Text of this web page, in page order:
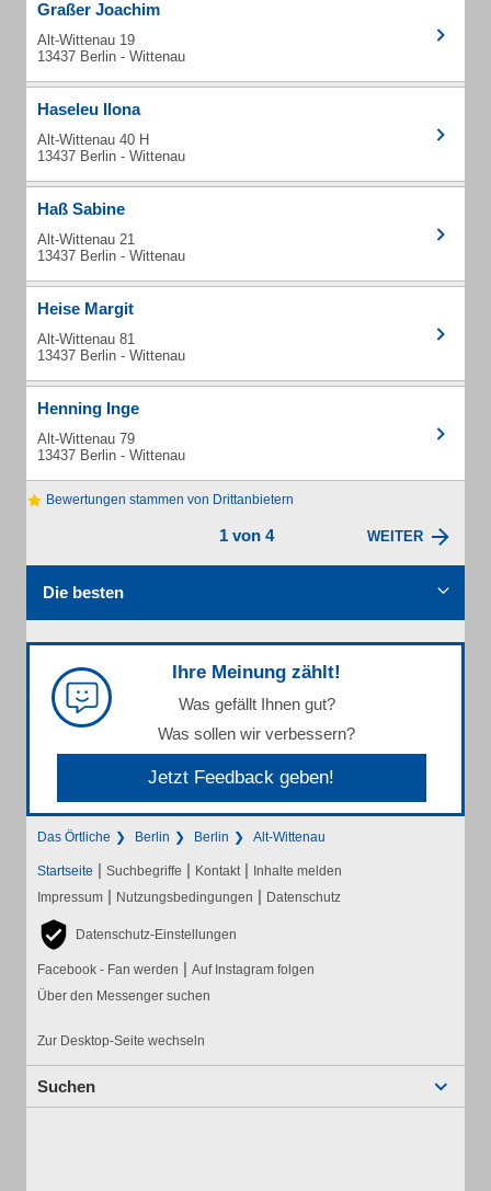
Graßer Joachim
Alt-Wittenau 19
13437 Berlin - Wittenau
Haseleu Ilona
Alt-Wittenau 40 H
13437 Berlin - Wittenau
Haß Sabine
Alt-Wittenau 21
13437 Berlin - Wittenau
Heise Margit
Alt-Wittenau 81
13437 Berlin - Wittenau
Henning Inge
Alt-Wittenau 79
13437 Berlin - Wittenau
Bewertungen stammen von Drittanbietern
1 von 4 WEITER
Die besten
Ihre Meinung zählt!
Was gefällt Ihnen gut?
Was sollen wir verbessern?
Jetzt Feedback geben!
Das Örtliche Berlin Berlin Alt-Wittenau
Startseite | Suchbegriffe | Kontakt | Inhalte melden
Impressum | Nutzungsbedingungen | Datenschutz
Datenschutz-Einstellungen
Facebook - Fan werden | Auf Instagram folgen
Über den Messenger suchen
Zur Desktop-Seite wechseln
Suchen